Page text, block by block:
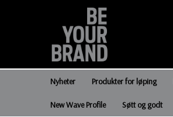
Nyheter Produkter for løping
New Wave Profile Søtt og godt